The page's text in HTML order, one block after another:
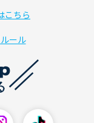
こちら
ール